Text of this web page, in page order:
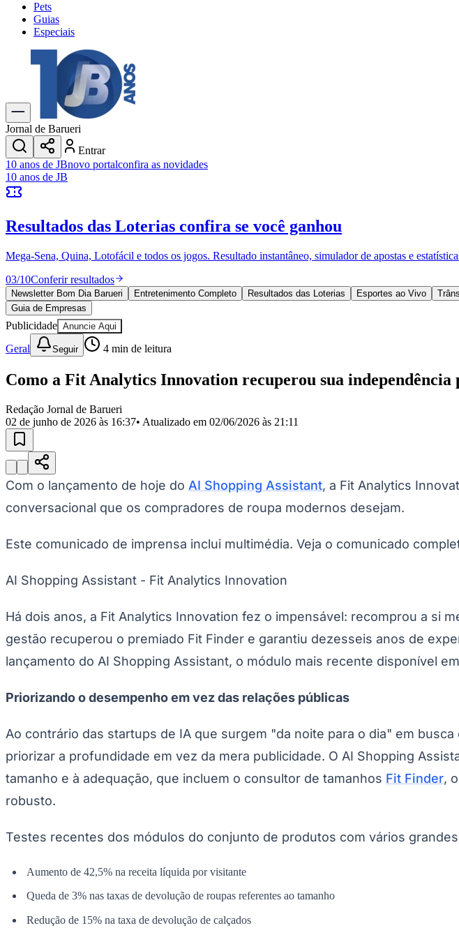
Pets
Guias
Especiais
Explore Tudo
Últimas Notícias
Previsão do Tempo
Trânsito e Rotas
Dia a Dia & Lazer
Transportes
Gastronomia
Cinema & Shows
JogosNovo
Anuncie no Portal
Cadastrar Empresa
Divulgar Vagas Novo
Publicidade Legal
Política
Eleições
Esportes
Saúde
Segurança
Cultura
Obras
Educação
Bairros de Barueri
Selecione sua região
AldeiaAldeia da Serra
Militar ItapeviJandiraJardim AudirJardim BelvalJardim CalifórniaJardim dos AltosJardim dos Camargos
Jardim Maria Helena Jardim Mutinga Jardim Paraíso Jardim Paulista Jardim Reginalice
Aldeinha OsascoParque dos CamargosParque Imperial Parque Santa LuziaParque VianaPirapora do
Para Sua Empresa
Guia de Empresas
Divulgar VagasNovo
Negócios Regionais
Turismo
Segurança Regional
Hospitais Estaduais
Cidades da Região
Guia de Empresas
Vagas na Região
Hub de Negócios
Guia Comercial
Portal Educacional
Agenda de Vestibulares
Concursos
Panorama Econômico
Panorama Econômico
Jornal de Barueri
Entrar
10 anos de JBnovo portalconfira as novidades
10 anos de JB
Resultados das Loterias confira se você ganhou
Mega-Sena, Quina, Lotofácil e todos os jogos. Resultado instantâneo, simulador de apostas e
03/10Conferir resultados
Newsletter Bom Dia Barueri Entretenimento Completo Resultados das Loterias Esportes ao Vivo
Guia de Empresas
Publicidade Anuncie Aqui
Geral Seguir 4 min de leitura
Como a Fit Analytics Innovation recuperou sua
Redação Jornal de Barueri
02 de junho de 2026 às 16:37• Atualizado em 02/06/2026 às 21:11
Com o lançamento de hoje do AI Shopping Assistant, a Fit Analytics
conversacional que os compradores de roupa modernos desejam.
Este comunicado de imprensa inclui multimédia. Veja o comunicado
AI Shopping Assistant - Fit Analytics Innovation
Há dois anos, a Fit Analytics Innovation fez o impensável: recomprou a si
gestão recuperou o premiado Fit Finder e garantiu dezesseis anos de
lançamento do AI Shopping Assistant, o módulo mais recente disponível
Priorizando o desempenho em vez das relações públicas
Ao contrário das startups de IA que surgem "da noite para o dia" em
priorizar a profundidade em vez da mera publicidade. O AI Shopping
tamanho e à adequação, que incluem o consultor de tamanhos Fit Finder,
robusto.
Testes recentes dos módulos do conjunto de produtos com vários
Aumento de 42,5% na receita líquida por visitante
Queda de 3% nas taxas de devolução de roupas referentes ao tamanho
Redução de 15% na taxa de devolução de calçados